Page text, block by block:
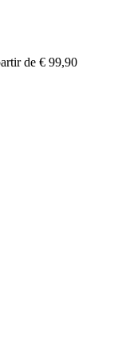
de € 99,90